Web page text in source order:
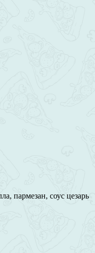
пармезан, соус цезарь